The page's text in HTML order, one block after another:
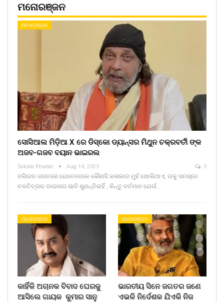
ମନୋରଞ୍ଜନ
ମନୋରଞ୍ଜନ
ସୋସିଆଲ ମିଡ଼ିଆ X ରେ ଡିସ୍କୋ ଡ୍ୟାନ୍ସର ମିଥୁନ ଚକ୍ରବର୍ତୀ ଙ୍କ
ଅଜବ-ଗଜବ ବୟାନ ଭାଇରଲ
Sakala Khabar Aug 14, 2025 0
ବଲିଉଡ ଜଗତରେ ଯେତେବେଳେ କୌଣସି କଳାକାର ମୁହଁ ଖୋଲିଥାଏ, ତାକୁ ସମସ୍ତେ
ଚଳଚିତ୍ରର ଡାଇଲଗ ଭାବି ଶୁଣନ୍ତିନାହିଁ , କିନ୍ତୁ ବର୍ତମାନ ଯେଉଁ…
ମନୋରଞ୍ଜନ
କାହିଁକି ଅଚାନକ ବିବାଦ ଘେରକୁ
ଆସିଲେ ଗାୟକ କୁମାର ସାନୁ
ମନୋରଞ୍ଜନ
ଭାରତୀୟ ସିନେ ଜଗତର ଜଣେ
ଏଭଳି ନିର୍ଦେଶକ ଯିଏକି ନିଜ